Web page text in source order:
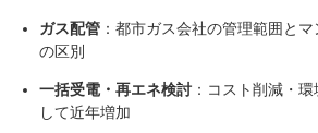
ガス配管 ：都市ガス会社の管理範囲と
の区別
一括受電・再エネ検討 ：コスト削減・
して近年増加